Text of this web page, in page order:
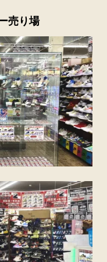
売り場